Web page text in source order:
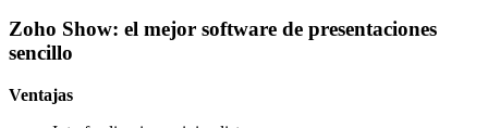
Zoho Show: el mejor software de presentaciones
sencillo
Ventajas